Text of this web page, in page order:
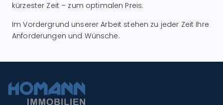
kürzester Zeit – zum optimalen Preis.
Im Vordergrund unserer Arbeit stehen zu jeder Zeit Ihre
Anforderungen und Wünsche.